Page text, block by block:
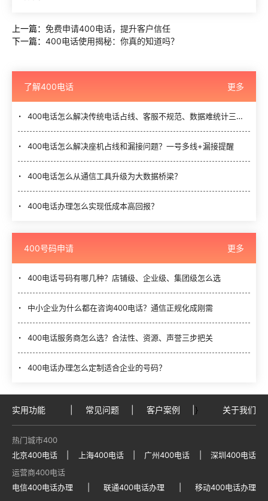
上一篇： 免费申请400电话，提升客户信任
下一篇： 400电话使用揭秘：你真的知道吗？
了解400电话 更多
400电话怎么解决传统电话占线、客服不规范、数据难统计三大难题？
400电话怎么解决座机占线和漏接问题？一号多线+漏接提醒
400电话怎么从通信工具升级为大数据桥梁？
400电话办理怎么实现低成本高回报？
400号码申请 更多
400电话号码有哪几种？店铺级、企业级、集团级怎么选
中小企业为什么都在咨询400电话？通信正规化成刚需
400电话服务商怎么选？合法性、资源、声誉三步把关
400电话办理怎么定制适合企业的号码？
实用功能 常见问题 客户案例 } 关于我们
热门城市400
北京400电话
上海400电话 广州400电话
深圳400电话
运营商400电话
电信400电话办理
联通400电话办理 移动400电话办理